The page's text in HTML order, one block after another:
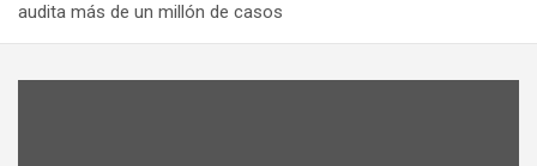
audita más de un millón de casos